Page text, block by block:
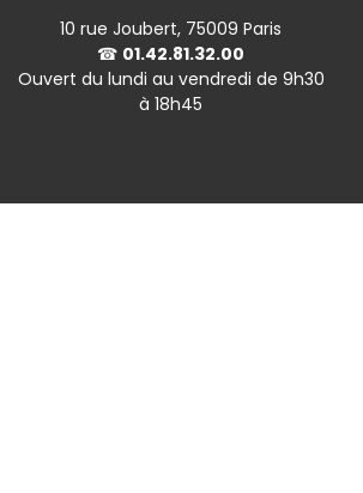
10 rue Joubert, 75009 Paris
☎ 01.42.81.32.00
Ouvert du lundi au vendredi de 9h30
à 18h45